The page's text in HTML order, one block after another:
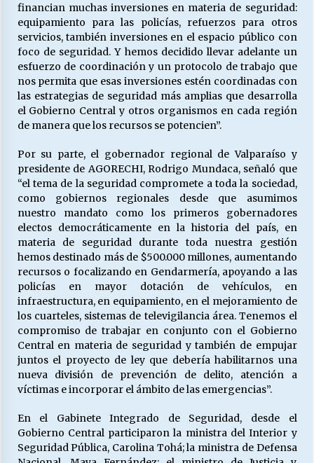
financian muchas inversiones en materia de seguridad:
equipamiento para las policías, refuerzos para otros
servicios, también inversiones en el espacio público con
foco de seguridad. Y hemos decidido llevar adelante un
esfuerzo de coordinación y un protocolo de trabajo que
nos permita que esas inversiones estén coordinadas con
las estrategias de seguridad más amplias que desarrolla
el Gobierno Central y otros organismos en cada región
de manera que los recursos se potencien”.
Por su parte, el gobernador regional de Valparaíso y
presidente de AGORECHI, Rodrigo Mundaca, señaló que
“el tema de la seguridad compromete a toda la sociedad,
como gobiernos regionales desde que asumimos
nuestro mandato como los primeros gobernadores
electos democráticamente en la historia del país, en
materia de seguridad durante toda nuestra gestión
hemos destinado más de $500.000 millones, aumentando
recursos o focalizando en Gendarmería, apoyando a las
policías en mayor dotación de vehículos, en
infraestructura, en equipamiento, en el mejoramiento de
los cuarteles, sistemas de televigilancia área. Tenemos el
compromiso de trabajar en conjunto con el Gobierno
Central en materia de seguridad y también de empujar
juntos el proyecto de ley que debería habilitarnos una
nueva división de prevención de delito, atención a
víctimas e incorporar el ámbito de las emergencias”.
En el Gabinete Integrado de Seguridad, desde el
Gobierno Central participaron la ministra del Interior y
Seguridad Pública, Carolina Tohá; la ministra de Defensa